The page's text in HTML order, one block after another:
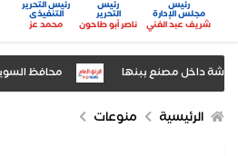
رئيس
مجلس الإدارة
شريف عبد الغني
رئيس
التحرير
ناصر أبو طاحون
رئيس التحرير
التنفيذى
محمد عز
داخل مصنع ببنها محافظ السويس
الرئيسية منوعات